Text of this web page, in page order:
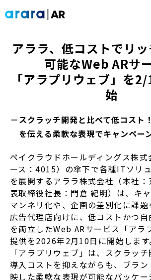
選ばれる理由
実績紹介
最新情報
よくあるご質問
資料ダウンロード一覧
アララ、低コストでリ
可能なWeb ARサ
「アラプリウェブ」を
始
－スクラッチ開発と比べて低コスト
を伝える柔軟な表現でキャンペー
ペイクラウドホールディングス株式
ース：4015）の傘下で各種ITソリ
を展開するアララ株式会社（本社
表取締役社長：門倉 紀明）は、キ
マンネリ化や、企画の差別化に課題
広告代理店向けに、低コストかつ
を両立したWeb ARサービス「アラ
提供を2026年2月10日に開始します
「アラプリウェブ」は、スクラッ
導入コストを抑えながらも、ブラ
映した柔軟な表現が可能なパッケ